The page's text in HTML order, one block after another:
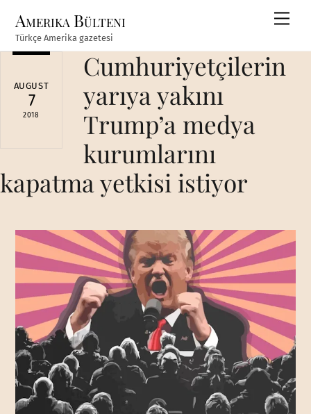
content
Amerika Bülteni
Türkçe Amerika gazetesi
AUGUST
7
2018
Cumhuriyetçilerin
yarıya yakını
Trump’a medya
kurumlarını
kapatma yetkisi istiyor